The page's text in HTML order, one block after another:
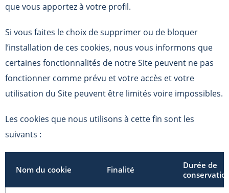
que vous apportez à votre profil.
Si vous faites le choix de supprimer ou de bloquer
l’installation de ces cookies, nous vous informons que
certaines fonctionnalités de notre Site peuvent ne pas
fonctionner comme prévu et votre accès et votre
utilisation du Site peuvent être limités voire impossibles.
Les cookies que nous utilisons à cette fin sont les
suivants :
Nom du cookie Finalité
Durée de